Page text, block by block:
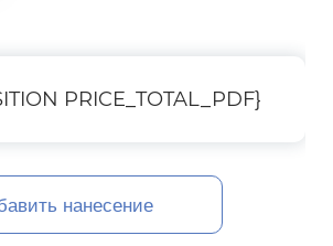
PRICE_TOTAL_PDF}
нанесение